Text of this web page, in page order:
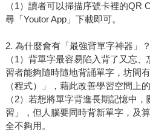
（1）讀者可以掃描序號卡裡的QR
尋「Youtor App」下載即可。
2. 為什麼會有「最強背單字神器」？
（1）背單字最容易陷入背了又忘
習者能夠隨時隨地背誦單字，坊間
（程式）」，藉此改善學習空間上的
（2）若想將單字背進長期記憶中
習」，但人腦要同時背新單字，及
全不夠用。